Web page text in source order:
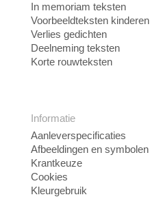
In memoriam teksten
Voorbeeldteksten kinderen
Verlies gedichten
Deelneming teksten
Korte rouwteksten
Informatie
Aanleverspecificaties
Afbeeldingen en symbolen
Krantkeuze
Cookies
Kleurgebruik